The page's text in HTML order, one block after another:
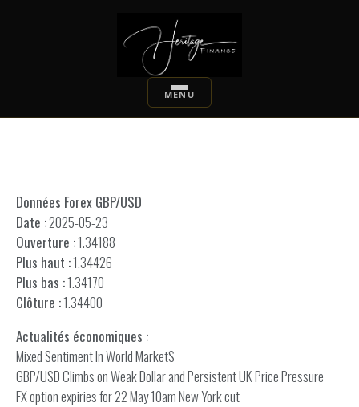
Données Forex GBP/USD
Date :2025-05-23
Ouverture :1.34188
Plus haut :1.34426
Plus bas :1.34170
Clôture :1.34400
Actualités économiques :
Mixed Sentiment In World MarketS
GBP/USD Climbs on Weak Dollar and Persistent UK Price Pressure
FX option expiries for 22 May 10am New York cut